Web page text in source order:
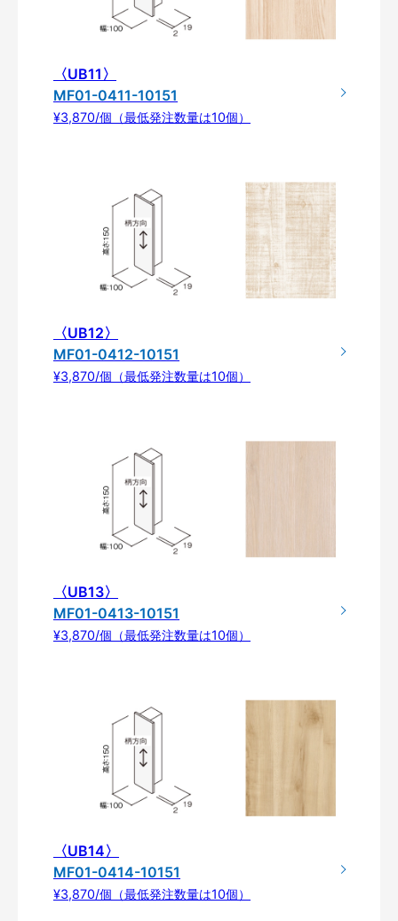
〈UB11〉
MF01-0411-10151
¥3,870/個（最低発注数量は10個）
〈UB12〉
MF01-0412-10151
¥3,870/個（最低発注数量は10個）
〈UB13〉
MF01-0413-10151
¥3,870/個（最低発注数量は10個）
〈UB14〉
MF01-0414-10151
¥3,870/個（最低発注数量は10個）